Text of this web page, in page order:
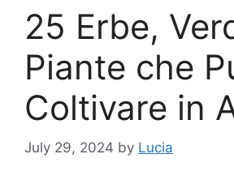
25 Erbe,
Piante che
Coltivare in
July 29, 2024 by Lucia